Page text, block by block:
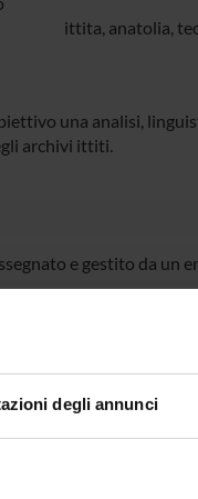
degli annunci
ittita, anatolia,
una analisi,
archivi ittiti.
e gestito da un
Livio